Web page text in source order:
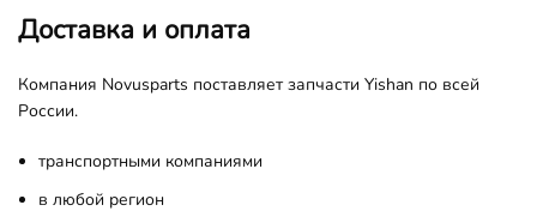
Доставка и оплата
Компания Novusparts поставляет запчасти Yishan по всей
России.
транспортными компаниями
в любой регион